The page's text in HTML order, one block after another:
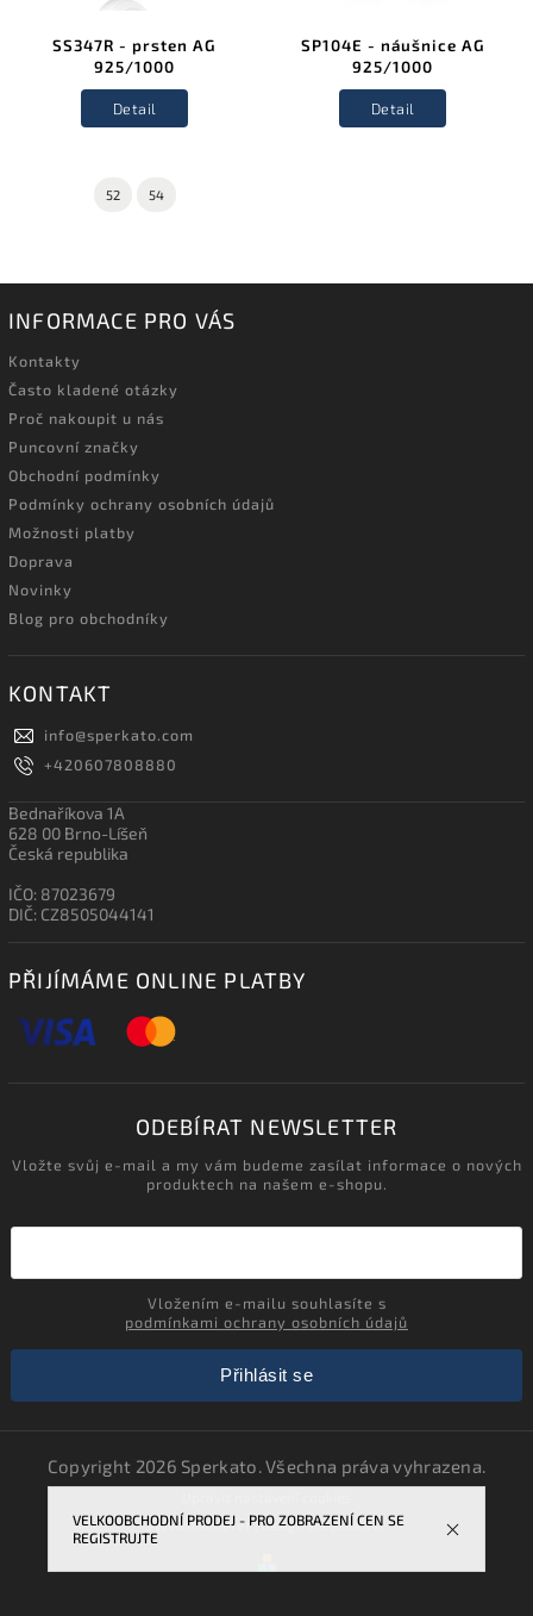
VELKOOBCHODNÍ PRODEJ - PRO ZOBRAZENÍ CEN SE
REGISTRUJTE
SS347R - prsten AG
925/1000
Detail
52 54
SP104E - náušnice AG
925/1000
Detail
INFORMACE PRO VÁS
Kontakty
Často kladené otázky
Proč nakoupit u nás
Puncovní značky
Obchodní podmínky
Podmínky ochrany osobních údajů
Možnosti platby
Doprava
Novinky
Blog pro obchodníky
KONTAKT
info@sperkato.com
+420607808880
Bednaříkova 1A
628 00 Brno-Líšeň
Česká republika
IČO: 87023679
DIČ: CZ8505044141
PŘIJÍMÁME ONLINE PLATBY
ODEBÍRAT NEWSLETTER
Vložte svůj e-mail a my vám budeme zasílat informace o nových
produktech na našem e-shopu.
podmínkami ochrany osobních údajů
Přihlásit se
Copyright 2026 Sperkato. Všechna práva vyhrazena.
VytvořilShoptet| DesignShoptak.cz.